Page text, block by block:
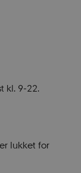
kl. 9-22.
lukket for